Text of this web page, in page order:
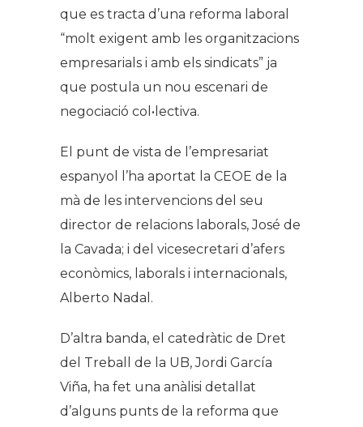
que es tracta d’una reforma laboral
“molt exigent amb les organitzacions
empresarials i amb els sindicats” ja
que postula un nou escenari de
negociació col•lectiva.
El punt de vista de l’empresariat
espanyol l’ha aportat la CEOE de la
mà de les intervencions del seu
director de relacions laborals, José de
la Cavada; i del vicesecretari d’afers
econòmics, laborals i internacionals,
Alberto Nadal.
D’altra banda, el catedràtic de Dret
del Treball de la UB, Jordi García
Viña, ha fet una anàlisi detallat
d’alguns punts de la reforma que